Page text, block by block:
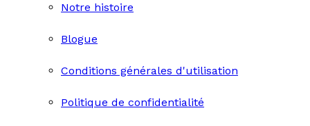
Notre histoire
Blogue
Conditions générales d'utilisation
Politique de confidentialité